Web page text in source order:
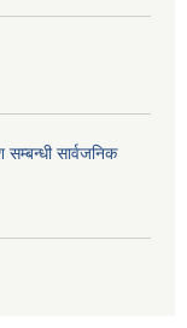
सार्वजनिक